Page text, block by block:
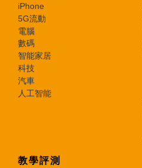
iPhone
5G流動
電腦
數碼
智能家居
科技
汽車
人工智能
教學評測